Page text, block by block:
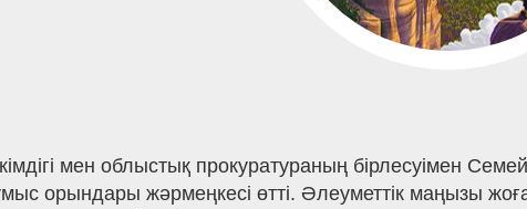
мен облыстық прокуратураның бірлесуімен
орындары жәрмеңкесі өтті. Әлеуметтік маңызы